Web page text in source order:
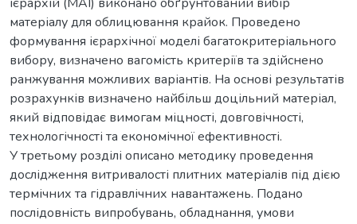
матеріалу для облицювання крайок. Проведено
формування ієрархічної моделі багатокритеріального
вибору, визначено вагомість критеріїв та здійснено
ранжування можливих варіантів. На основі результатів
розрахунків визначено найбільш доцільний матеріал,
який відповідає вимогам міцності, довговічності,
технологічності та економічної ефективності.
У третьому розділі описано методику проведення
дослідження витривалості плитних матеріалів під дією
термічних та гідравлічних навантажень. Подано
послідовність випробувань, обладнання, умови